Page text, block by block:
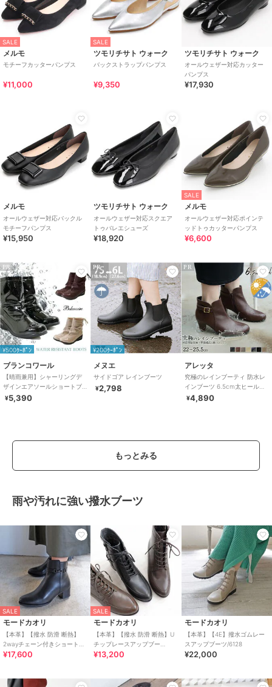
SALE
メルモ
モチーフカッターパンプス
¥11,000
SALE
ツモリチサト ウォーク
バックストラップパンプス
¥9,350
ツモリチサト ウォーク
オールウェザー対応カッター
パンプス
¥17,930
メルモ
オールウェザー対応バックル
モチーフパンプス
¥15,950
ツモリチサト ウォーク
オールウェザー対応スクエア
トゥバレエシューズ
¥18,920
SALE
メルモ
オールウェザー対応ポインテ
ッドトゥカッターパンプス
¥6,600
PR
¥500ｸｰﾎﾟﾝ
ブランコワール
【晴雨兼用】シャーリングデ
ザインエアソールショートブ
ーツ
¥5,390
PR
¥200ｸｰﾎﾟﾝ
メヌエ
サイドゴア レインブーツ
¥2,798
PR
アレッタ
究極のレインブーティ 防水レ
インブーツ 6.5cm太ヒール
雨天兼用 外反ぎみ・甲高幅広
¥4,890
もっとみる
雨や汚れに強い撥水ブーツ
SALE
モードカオリ
【本革】【撥水 防滑 断熱】
2wayチェーン付きショートブ
ーツ/21484
¥17,600
SALE
モードカオリ
【本革】【撥水 防滑 断熱】U
チップレースアップブー
ツ/21491
¥13,200
モードカオリ
【本革】【4E】撥水ゴムレー
スアップブーツ/6128
¥22,000